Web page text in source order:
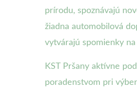
prírodu, spoznávajú
žiadna automobilová
vytvárajú spomienky
KST Pršany aktívne
poradenstvom pri